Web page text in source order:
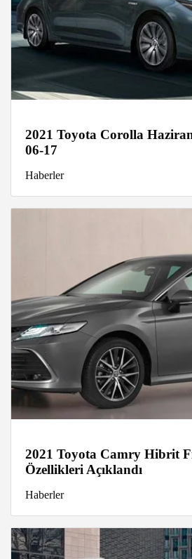
2021 Toyota Corolla
06-17
Haberler
2021 Toyota Camry Hibrit
Özellikleri Açıklandı
Haberler